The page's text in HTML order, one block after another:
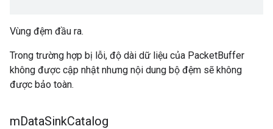
Vùng đệm đầu ra.
Trong trường hợp bị lỗi, độ dài dữ liệu của PacketBuffer
không được cập nhật nhưng nội dung bộ đệm sẽ không
được bảo toàn.
mDataSinkCatalog